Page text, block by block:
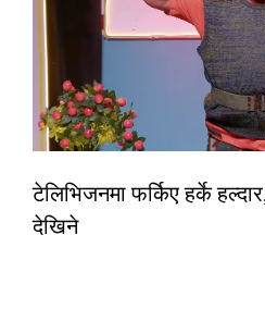
टेलिभिजनमा फर्किए हर्के
देखिने